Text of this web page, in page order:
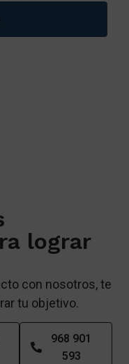
lograr
con nosotros, te
tu objetivo.
968 901
593